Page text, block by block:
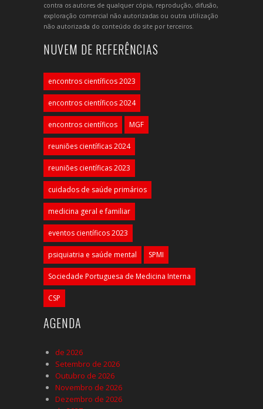
contra os autores de qualquer cópia, reprodução, difusão,
exploração comercial não autorizadas ou outra utilização
não autorizada do conteúdo do site por terceiros.
NUVEM DE REFERÊNCIAS
encontros científicos 2023
encontros científicos 2024
encontros científicos MGF
reuniões científicas 2024
reuniões científicas 2023
cuidados de saúde primários
medicina geral e familiar
eventos científicos 2023
psiquiatria e saúde mental SPMI
Sociedade Portuguesa de Medicina Interna
CSP
AGENDA
de 2026
Setembro de 2026
Outubro de 2026
Novembro de 2026
Dezembro de 2026